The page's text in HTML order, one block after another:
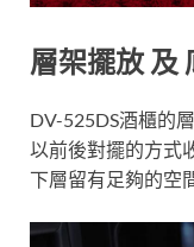
層架擺放 及
DV-525DS酒櫃的
以前後對擺的方式
下層留有足夠的空